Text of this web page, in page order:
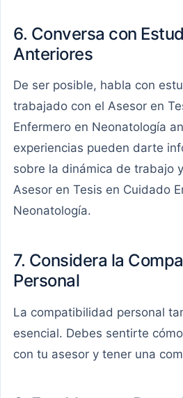
6. Conversa con
Anteriores
De ser posible, habla con
trabajado con el Asesor en
Enfermero en Neonatología
experiencias pueden darte
sobre la dinámica de trabajo
Asesor en Tesis en Cuidado
Neonatología.
7. Considera la
Personal
La compatibilidad personal
esencial. Debes sentirte
con tu asesor y tener una